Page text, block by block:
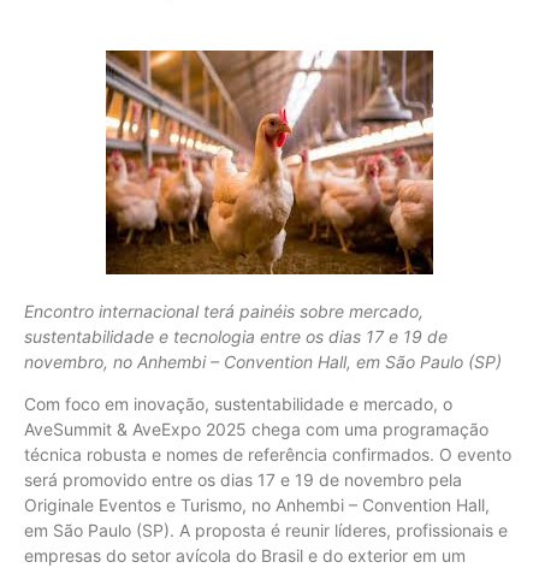
Encontro internacional terá painéis sobre mercado,
sustentabilidade e tecnologia entre os dias 17 e 19 de
novembro, no Anhembi – Convention Hall, em São Paulo (SP)
Com foco em inovação, sustentabilidade e mercado, o
AveSummit & AveExpo 2025 chega com uma programação
técnica robusta e nomes de referência confirmados. O evento
será promovido entre os dias 17 e 19 de novembro pela
Originale Eventos e Turismo, no Anhembi – Convention Hall,
em São Paulo (SP). A proposta é reunir líderes, profissionais e
empresas do setor avícola do Brasil e do exterior em um